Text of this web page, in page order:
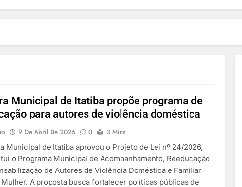
Municipal de Itatiba propõe programa de
para autores de violência doméstica
9 De Abril De 2026 0
3 Mins
Municipal de Itatiba aprovou o Projeto de Lei nº 24/2026,
o Programa Municipal de Acompanhamento, Reeducação
de Autores de Violência Doméstica e Familiar
A proposta busca fortalecer políticas públicas de
PUBLICIDADE